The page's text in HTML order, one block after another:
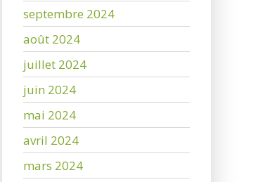
septembre 2024
août 2024
juillet 2024
juin 2024
mai 2024
avril 2024
mars 2024